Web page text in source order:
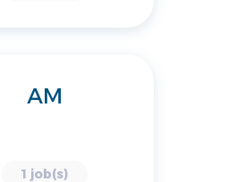
AM
1 job(s)